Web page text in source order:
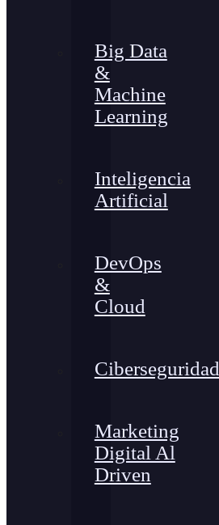
Big Data
&
Machine
Learning
Inteligencia
Artificial
DevOps
&
Cloud
Ciberseguridad
Marketing
Digital Al
Driven